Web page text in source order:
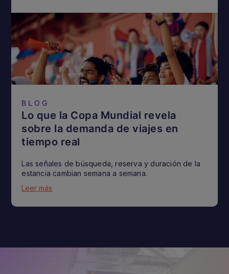
BLOG
Lo que la Copa Mundial revela
sobre la demanda de viajes en
tiempo real
Las señales de búsqueda, reserva y duración de la
estancia cambian semana a semana.
Leer más